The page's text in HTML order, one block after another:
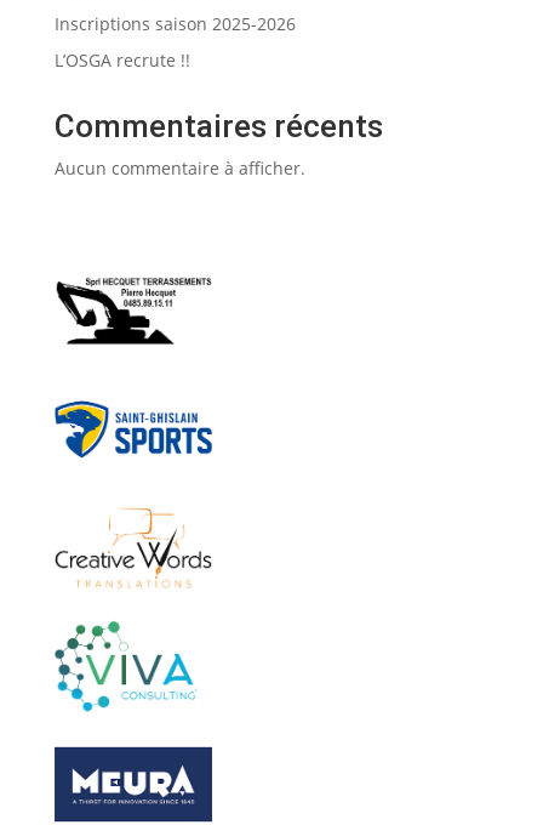
Inscriptions saison 2025-2026
L’OSGA recrute !!
Commentaires récents
Aucun commentaire à afficher.